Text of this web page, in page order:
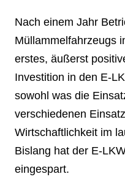
Nach einem Jahr
Müllammelfahrzeugs
erstes, äußerst
Investition in den E-
sowohl was die
verschiedenen
Wirtschaftlichkeit im
Bislang hat der E-
eingespart.